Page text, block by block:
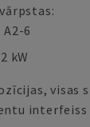
6
kW
visas
interfeiss